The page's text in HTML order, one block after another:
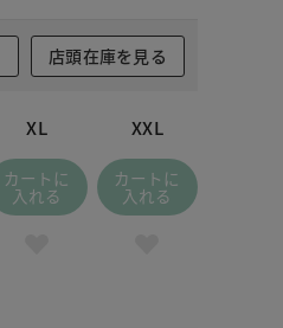
店頭在庫を見る
XL
カートに
入れる
XXL
カートに
入れる